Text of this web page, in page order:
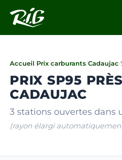
Accueil/Prix carburants/Cadaujac/
PRIX SP95
CADAUJAC
3 stations ouvertes dans
(rayon élargi